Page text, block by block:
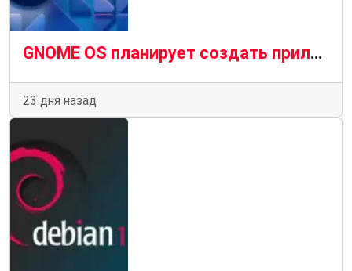
GNOME OS планирует создать приложение, похожее на TestFlight, для экспериментального программного обеспечения
23 дня назад